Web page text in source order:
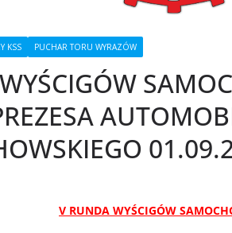
KSS PUCHAR TORU WYRAZÓW
V RUNDA WYŚCIGÓW